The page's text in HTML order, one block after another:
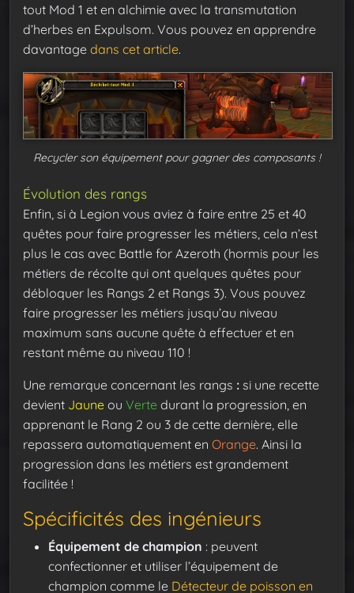
tout Mod 1 et en alchimie avec la transmutation
d’herbes en Expulsom. Vous pouvez en apprendre
davantage dans cet article.
Recycler son équipement pour gagner des composants !
Évolution des rangs
Enfin, si à Legion vous aviez à faire entre 25 et 40
quêtes pour faire progresser les métiers, cela n’est
plus le cas avec Battle for Azeroth (hormis pour les
métiers de récolte qui ont quelques quêtes pour
débloquer les Rangs 2 et Rangs 3). Vous pouvez
faire progresser les métiers jusqu’au niveau
maximum sans aucune quête à effectuer et en
restant même au niveau 110 !
Une remarque concernant les rangs : si une recette
devient Jaune ou Verte durant la progression, en
apprenant le Rang 2 ou 3 de cette dernière, elle
repassera automatiquement en Orange. Ainsi la
progression dans les métiers est grandement
facilitée !
Spécificités des ingénieurs
Équipement de champion : peuvent
confectionner et utiliser l’équipement de
champion comme le Détecteur de poisson en